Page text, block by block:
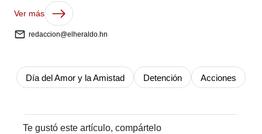
Ver más
redaccion@elheraldo.hn
Día del Amor y la Amistad Detención Acciones
Te gustó este artículo, compártelo